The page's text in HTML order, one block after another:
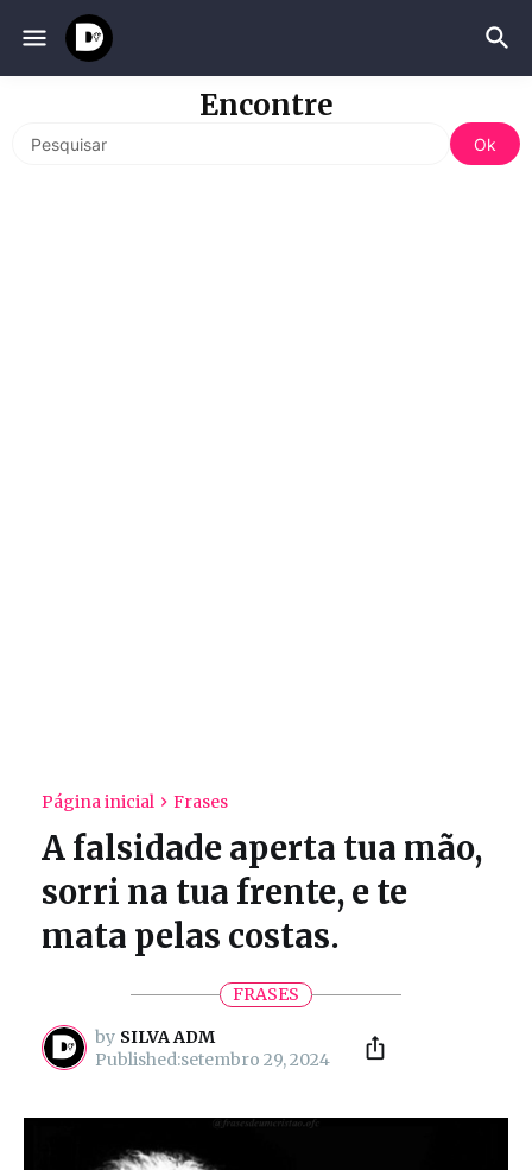
Encontre
Página inicial Frases
A falsidade aperta tua mão,
sorri na tua frente, e te
mata pelas costas.
by SILVA ADM
setembro 29, 2024
FRASES